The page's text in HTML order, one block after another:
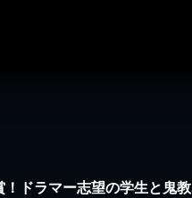
ドラマー志望の学生と鬼教